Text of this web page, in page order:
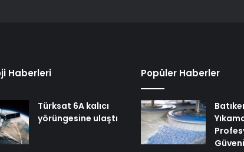
Haberleri
Türksat 6A kalıcı
yörüngesine ulaştı
Popüler Haberler